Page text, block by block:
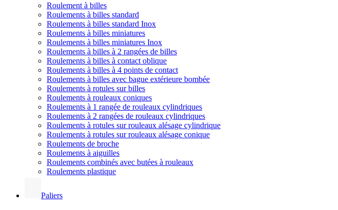
Roulement à billes
Roulements à billes standard
Roulements à billes standard Inox
Roulements à billes miniatures
Roulements à billes miniatures Inox
Roulements à billes à 2 rangées de billes
Roulements à billes à contact oblique
Roulements à billes à 4 points de contact
Roulements à billes avec bague extérieure bombée
Roulements à rotules sur billes
Roulements à rouleaux coniques
Roulements à 1 rangée de rouleaux cylindriques
Roulements à 2 rangées de rouleaux cylindriques
Roulements à rotules sur rouleaux alésage cylindrique
Roulements à rotules sur rouleaux alésage conique
Roulements de broche
Roulements à aiguilles
Roulements combinés avec butées à rouleaux
Roulements plastique
Paliers